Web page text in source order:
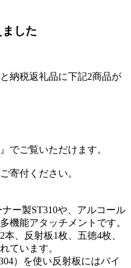
した
納税返礼品に下記2商品が
でご覧いただけます。
寄付ください。
ナー製ST310や、アルコール
機能アタッチメントです。
、反射板1枚、五徳4枚、
ています。
）を使い反射板にはバイ